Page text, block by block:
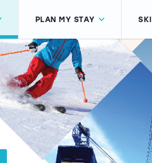
PLAN MY STAY SKI